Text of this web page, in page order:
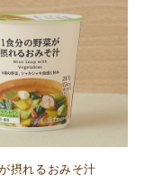
摂れるおみそ汁